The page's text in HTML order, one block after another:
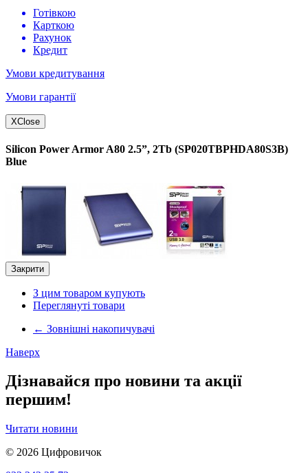
Готівкою
Карткою
Рахунок
Кредит
Умови кредитування
Умови гарантії
XClose
Silicon Power Armor A80 2.5”, 2Tb (SP020TBPHDA80S3B)
Blue
Закрити
З цим товаром купують
Переглянуті товари
← Зовнішні накопичувачі
Наверх
Дізнавайся про новини та акції
першим!
Читати новини
© 2026 Цифровичок